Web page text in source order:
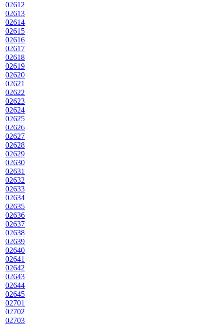
02612
02613
02614
02615
02616
02617
02618
02619
02620
02621
02622
02623
02624
02625
02626
02627
02628
02629
02630
02631
02632
02633
02634
02635
02636
02637
02638
02639
02640
02641
02642
02643
02644
02645
02701
02702
02703